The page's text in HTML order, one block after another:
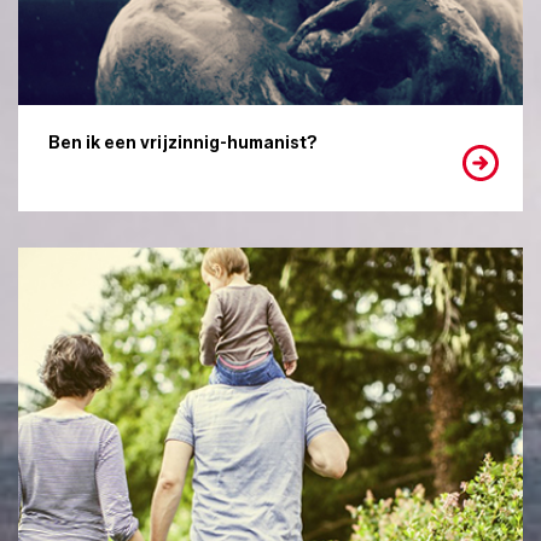
Ben ik een vrijzinnig-humanist?